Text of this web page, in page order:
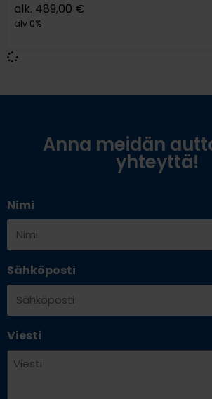
alk. 489,00 €
alv 0%
Anna meidän
yhteyttä!
Nimi
Sähköposti
Viesti